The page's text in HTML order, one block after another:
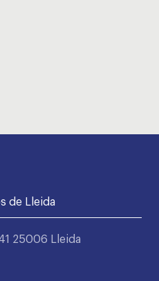
de Lleida
25006 Lleida